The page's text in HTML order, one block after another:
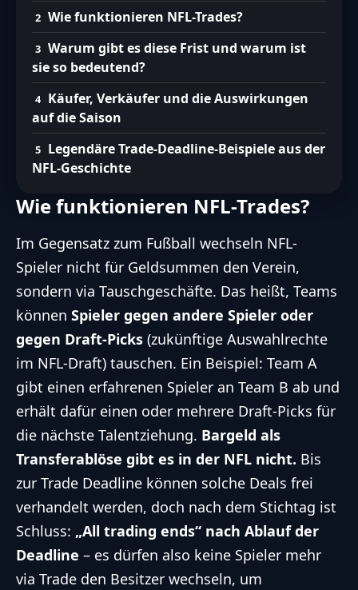
Wie funktionieren NFL-Trades?
Warum gibt es diese Frist und warum ist
sie so bedeutend?
Käufer, Verkäufer und die Auswirkungen
auf die Saison
Legendäre Trade-Deadline-Beispiele aus der
NFL-Geschichte
Wie funktionieren NFL-Trades?
Im Gegensatz zum Fußball wechseln NFL-
Spieler nicht für Geldsummen den Verein,
sondern via Tauschgeschäfte. Das heißt, Teams
können Spieler gegen andere Spieler oder
gegen Draft-Picks (zukünftige Auswahlrechte
im NFL-Draft) tauschen. Ein Beispiel: Team A
gibt einen erfahrenen Spieler an Team B ab und
erhält dafür einen oder mehrere Draft-Picks für
die nächste Talentziehung. Bargeld als
Transferablöse gibt es in der NFL nicht. Bis
zur Trade Deadline können solche Deals frei
verhandelt werden, doch nach dem Stichtag ist
Schluss: „All trading ends“ nach Ablauf der
Deadline – es dürfen also keine Spieler mehr
via Trade den Besitzer wechseln, um